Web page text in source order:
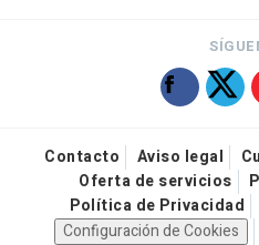
Contacto Aviso legal
Oferta de servicios
Política de Privacidad
Configuración de Cookies